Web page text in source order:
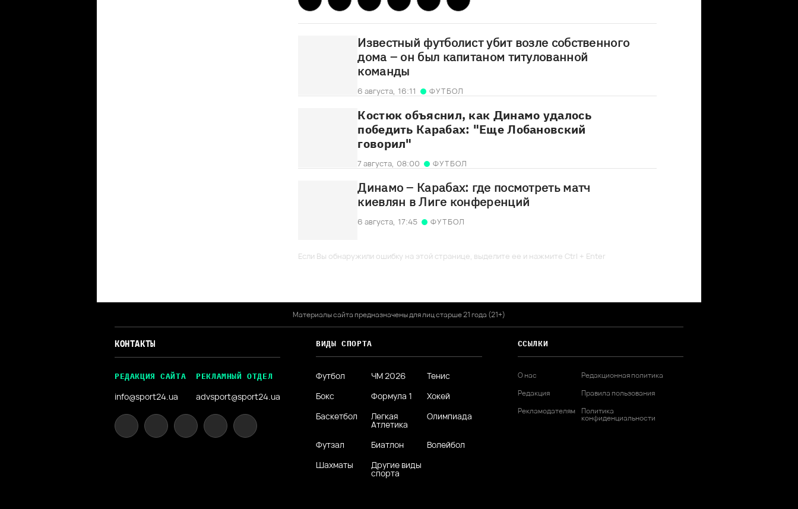
Известный футболист убит возле собственного
дома – он был капитаном титулованной
команды
6 августа, 16:11 ФУТБОЛ
Костюк объяснил, как Динамо удалось
победить Карабах: "Еще Лобановский
говорил"
7 августа, 08:00 ФУТБОЛ
Динамо – Карабах: где посмотреть матч
киевлян в Лиге конференций
6 августа, 17:45 ФУТБОЛ
Если Вы обнаружили ошибку на этой странице, выделите ее и нажмите Ctrl + Enter
Материалы сайта предназначены для лиц старше 21 года (21+)
КОНТАКТЫ
РЕДАКЦИЯ САЙТА
info@sport24.ua
РЕКЛАМНЫЙ ОТДЕЛ
advsport@sport24.ua
ВИДЫ СПОРТА
Футбол ЧМ 2026
Тенис
Бокс
Формула 1
Хокей
Баскетбол
Легкая
Атлетика
Олимпиада
Футзал Биатлон
Волейбол
Шахматы
Другие виды
спорта
ССЫЛКИ
О нас
Редакция
Рекламодателям
Редакционная политика
Правила пользования
Политика
конфиденциальности